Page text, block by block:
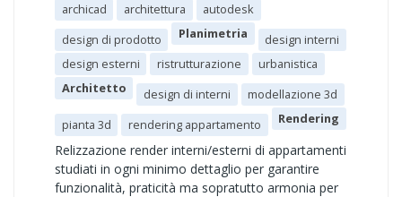
archicad architettura
autodesk
design di prodotto
Planimetria
design interni
design esterni
ristrutturazione
urbanistica
Architetto
design di interni
modellazione 3d
pianta 3d
rendering appartamento Rendering
Relizzazione render interni/esterni di appartamenti
studiati in ogni minimo dettaglio per garantire
funzionalità, praticità ma sopratutto armonia per